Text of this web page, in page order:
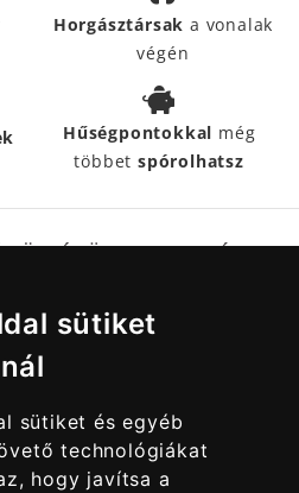
sütiket
sütiket és egyéb
technológiákat
hogy javítsa a
Horgásztársak a vonalak
végén
Hűségpontokkal még
többetspórolhatsz
SEGÍTIK